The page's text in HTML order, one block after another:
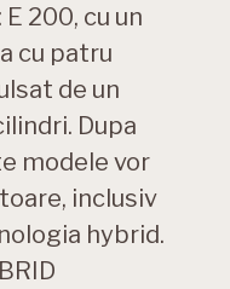
200, cu un
cu patru
de un
Dupa
modele vor
inclusiv
hybrid.